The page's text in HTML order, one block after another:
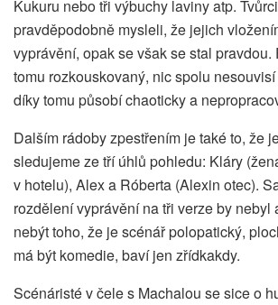
Kukuru nebo tři výbuchy laviny atp.
pravděpodobně mysleli, že jejich
vyprávění, opak se však se stal
tomu rozkouskovaný, nic spolu
díky tomu působí chaoticky a
Dalším rádoby zpestřením je také to, že
sledujeme ze tří úhlů pohledu: Kláry
v hotelu), Alex a Róberta (Alexin otec).
rozdělení vyprávění na tři verze by nebyl
nebýt toho, že je scénář polopatický,
má být komedie, baví jen zřídkakdy.
Scénáristé v čele s Machalou se sice o